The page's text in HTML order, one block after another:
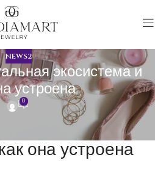
NEWS2
экосистема и
устроена
0
она устроена